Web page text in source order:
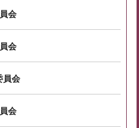
会
会
員会
会